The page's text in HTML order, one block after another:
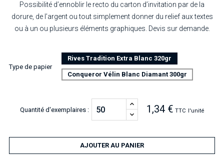
Possibilité d’ennoblir le recto du carton d’invitation par de la
dorure, de l’argent ou tout simplement donner du relief aux textes
ou à un ou plusieurs éléments graphiques. Devis sur demande.
Type de papier
Rives Tradition Extra Blanc 320gr
Conqueror Vélin Blanc Diamant 300gr
Quantité d'exemplaires : 1,34 € TTC l'unité
AJOUTER AU PANIER